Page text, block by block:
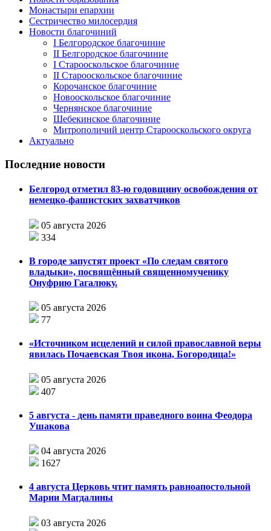
Монастыри епархии
Сестричество милосердия
Новости благочиний
I Белгородское благочиние
II Белгородское благочиние
I Старооскольское благочиние
II Старооскольское благочиние
Корочанское благочиние
Новооскольское благочиние
Чернянское благочиние
Шебекинское благочиние
Митрополичий центр Старооскольского округа
Актуально
Последние новости
Белгород отметил 83-ю годовщину освобождения от
немецко-фашистских захватчиков
05 августа 2026
334
В городе запустят проект «По следам святого
владыки», посвящённый священномученику
Онуфрию Гагалюку.
05 августа 2026
77
«Источником исцелений и силой православной веры
явилась Почаевская Твоя икона, Богородица!»
05 августа 2026
407
5 августа - день памяти праведного воина Феодора
Ушакова
04 августа 2026
1627
4 августа Церковь чтит память равноапостольной
Марии Магдалины
03 августа 2026